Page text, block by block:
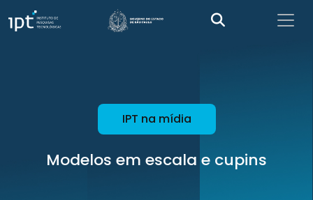
IPT na mídia
Modelos em escala e cupins